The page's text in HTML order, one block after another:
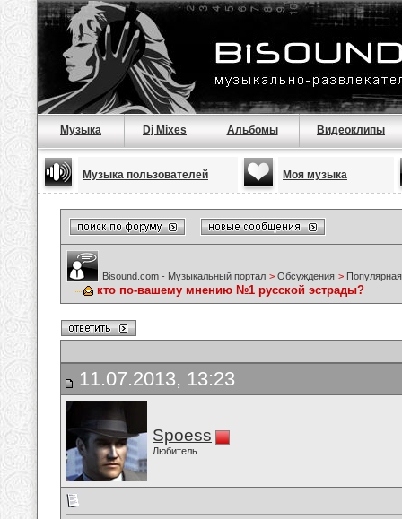
Музыка Dj Mixes Альбомы Видеоклипы
Музыка пользователей Моя музыка
Bisound.com - Музыкальный портал > Обсуждения >
кто по-вашему мнению №1 русской эстрады?
11.07.2013, 13:23
Spoess
Любитель